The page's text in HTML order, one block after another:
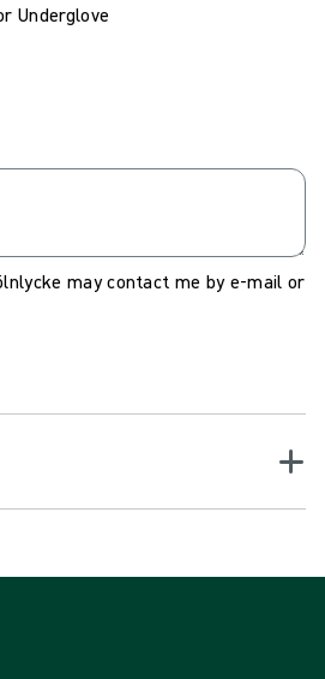
Underglove
may contact me by e-mail or